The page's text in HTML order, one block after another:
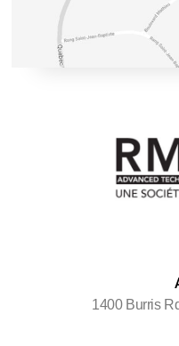
1400 Burris